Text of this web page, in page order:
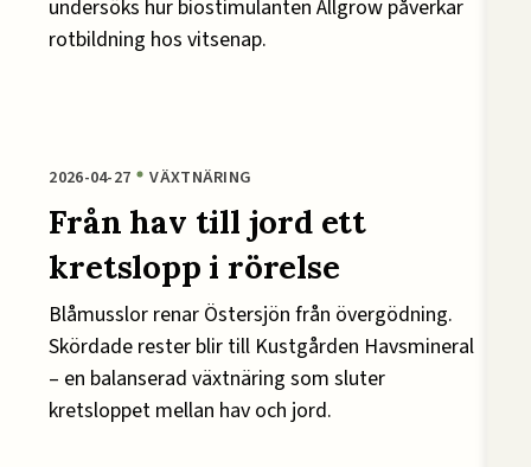
undersöks hur biostimulanten Allgrow påverkar
rotbildning hos vitsenap.
2026-04-27 VÄXTNÄRING
Från hav till jord ett
kretslopp i rörelse
Blåmusslor renar Östersjön från övergödning.
Skördade rester blir till Kustgården Havsmineral
– en balanserad växtnäring som sluter
kretsloppet mellan hav och jord.